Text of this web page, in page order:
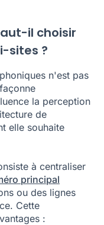
il choisir
sites ?
n'est pas
la perception
de
elle souhaite
à centraliser
principal
ou des lignes
Cette
: